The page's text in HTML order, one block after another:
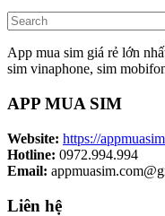
App mua sim giá rẻ lớn
sim vinaphone, sim
APP MUA SIM
Website: https://
Hotline: 0972.994.994
Email:
Liên hệ